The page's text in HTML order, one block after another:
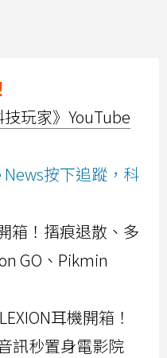
玩家》YouTube
按下追蹤，科
箱！摺痕退散、多
GO、Pikmin
耳機開箱！
訊秒置身電影院